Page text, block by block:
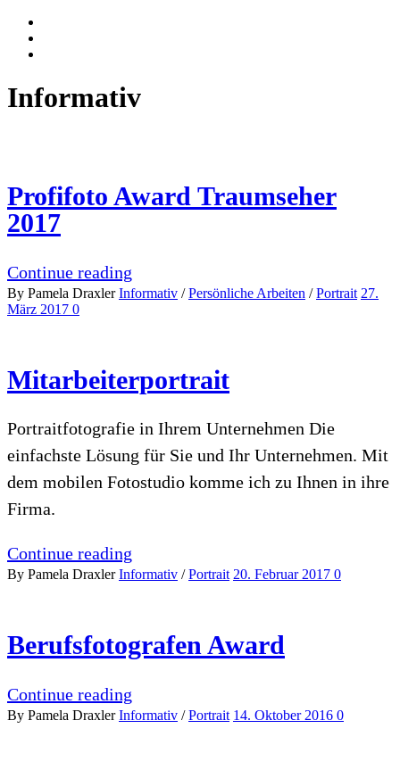
Informativ
Profifoto Award Traumseher
2017
Continue reading
By Pamela DraxlerInformativ /Persönliche Arbeiten /Portrait 27.
März 2017 0
Mitarbeiterportrait
Portraitfotografie in Ihrem Unternehmen Die
einfachste Lösung für Sie und Ihr Unternehmen. Mit
dem mobilen Fotostudio komme ich zu Ihnen in ihre
Firma.
Continue reading
By Pamela DraxlerInformativ /Portrait 20. Februar 2017 0
Berufsfotografen Award
Continue reading
By Pamela DraxlerInformativ /Portrait 14. Oktober 2016 0